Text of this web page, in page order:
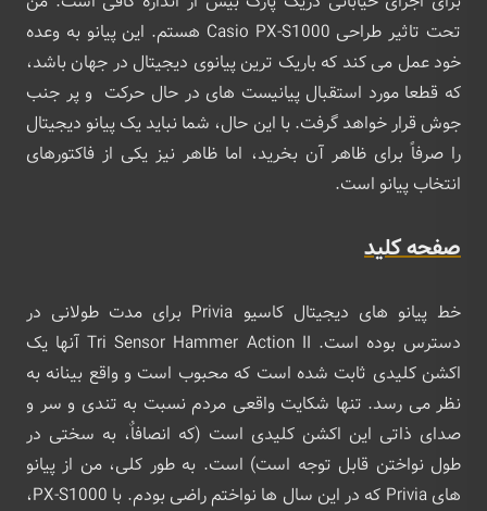
تحت تاثیر طراحی Casio PX-S1000 هستم. این پیانو به وعده
خود عمل می کند که باریک ترین پیانوی دیجیتال در جهان باشد،
که قطعا مورد استقبال پیانیست های در حال حرکت و پر جنب
جوش قرار خواهد گرفت. با این حال، شما نباید یک پیانو دیجیتال
را صرفاً برای ظاهر آن بخرید، اما ظاهر نیز یکی از فاکتورهای
انتخاب پیانو است.
صفحه کلید
خط پیانو های دیجیتال کاسیو Privia برای مدت طولانی در
دسترس بوده است. Tri Sensor Hammer Action II آنها یک
اکشن کلیدی ثابت شده است که محبوب است و واقع بینانه به
نظر می رسد. تنها شکایت واقعی مردم نسبت به تندی و سر و
صدای ذاتی این اکشن کلیدی است (که انصافاٌ، به سختی در
طول نواختن قابل توجه است) است. به طور کلی، من از پیانو
های Privia که در این سال ها نواختم راضی بودم. با PX-S1000،